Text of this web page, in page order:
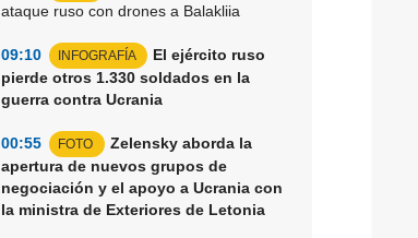
ataque ruso con drones a Balakliia
09:10 INFOGRAFÍA
El ejército ruso
pierde otros 1.330 soldados en la
guerra contra Ucrania
00:55 FOTO
Zelensky aborda la
apertura de nuevos grupos de
negociación y el apoyo a Ucrania con
la ministra de Exteriores de Letonia